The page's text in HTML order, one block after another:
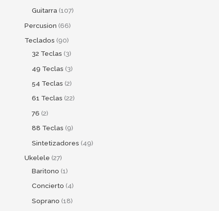
Guitarra 107
Percusion 66
Teclados 90
32 Teclas 3
49 Teclas 3
54 Teclas 2
61 Teclas 22
76 2
88 Teclas 9
Sintetizadores 49
Ukelele 27
Baritono 1
Concierto 4
Soprano 18